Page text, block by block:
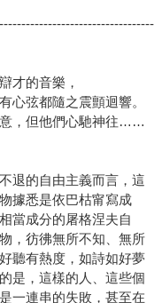
才的音樂，
心弦都隨之震顫迴響。
，但他們心馳神往……
退的自由主義而言，這
據悉是依巴枯甯寫成
當成分的屠格涅夫自
，彷彿無所不知、無所
聽有熱度，如詩如好夢
是，這樣的人、這些個
一連串的失敗，甚至在